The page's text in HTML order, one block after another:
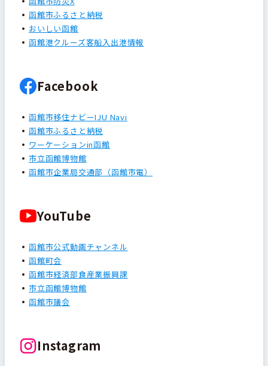
函館市ふるさと納税
おいしい函館
函館港クルーズ客船入出港情報
Facebook
函館市移住ナビーIJU Navi
函館市ふるさと納税
ワーケーションin函館
市立函館博物館
函館市企業局交通部（函館市電）
YouTube
函館市公式動画チャンネル
函館町会
函館市経済部食産業振興課
市立函館博物館
函館市議会
Instagram